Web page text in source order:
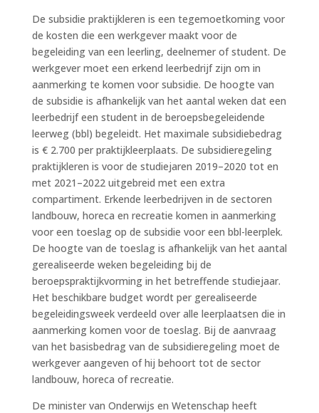
De subsidie praktijkleren is een tegemoetkoming voor
de kosten die een werkgever maakt voor de
begeleiding van een leerling, deelnemer of student. De
werkgever moet een erkend leerbedrijf zijn om in
aanmerking te komen voor subsidie. De hoogte van
de subsidie is afhankelijk van het aantal weken dat een
leerbedrijf een student in de beroepsbegeleidende
leerweg (bbl) begeleidt. Het maximale subsidiebedrag
is € 2.700 per praktijkleerplaats. De subsidieregeling
praktijkleren is voor de studiejaren 2019–2020 tot en
met 2021–2022 uitgebreid met een extra
compartiment. Erkende leerbedrijven in de sectoren
landbouw, horeca en recreatie komen in aanmerking
voor een toeslag op de subsidie voor een bbl-leerplek.
De hoogte van de toeslag is afhankelijk van het aantal
gerealiseerde weken begeleiding bij de
beroepspraktijkvorming in het betreffende studiejaar.
Het beschikbare budget wordt per gerealiseerde
begeleidingsweek verdeeld over alle leerplaatsen die in
aanmerking komen voor de toeslag. Bij de aanvraag
van het basisbedrag van de subsidieregeling moet de
werkgever aangeven of hij behoort tot de sector
landbouw, horeca of recreatie.
De minister van Onderwijs en Wetenschap heeft